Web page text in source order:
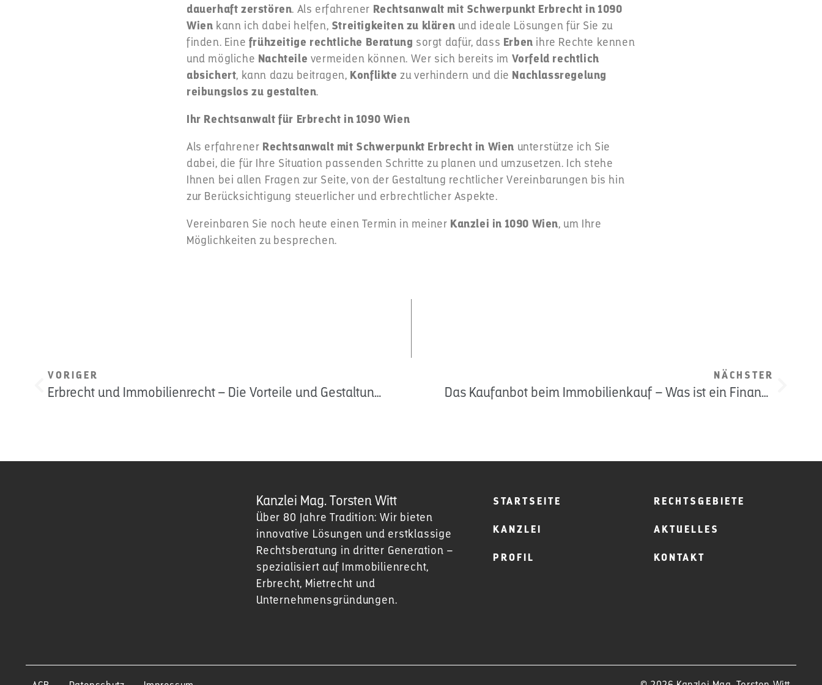
dauerhaft zerstören. Als erfahrener Rechtsanwalt mit Schwerpunkt Erbrecht in 1090
Wien kann ich dabei helfen, Streitigkeiten zu klären und ideale Lösungen für Sie zu
finden. Eine frühzeitige rechtliche Beratung sorgt dafür, dass Erben ihre Rechte kennen
und mögliche Nachteile vermeiden können. Wer sich bereits im Vorfeld rechtlich
absichert, kann dazu beitragen, Konflikte zu verhindern und die Nachlassregelung
reibungslos zu gestalten.
Ihr Rechtsanwalt für Erbrecht in 1090 Wien
Als erfahrener Rechtsanwalt mit Schwerpunkt Erbrecht in Wien unterstütze ich Sie
dabei, die für Ihre Situation passenden Schritte zu planen und umzusetzen. Ich stehe
Ihnen bei allen Fragen zur Seite, von der Gestaltung rechtlicher Vereinbarungen bis hin
zur Berücksichtigung steuerlicher und erbrechtlicher Aspekte.
Vereinbaren Sie noch heute einen Termin in meiner Kanzlei in 1090 Wien, um Ihre
Möglichkeiten zu besprechen.
VORIGER
Erbrecht und Immobilienrecht – Die Vorteile und Gestaltungsmöglichkeiten der Vermögensübertragung zu Lebzeiten
NÄCHSTER
Das Kaufanbot beim Immobilienkauf – Was ist ein Finanzierungsvorbehalt?
Kanzlei Mag. Torsten Witt
Über 80 Jahre Tradition: Wir bieten
innovative Lösungen und erstklassige
Rechtsberatung in dritter Generation –
spezialisiert auf Immobilienrecht,
Erbrecht, Mietrecht und
Unternehmensgründungen.
STARTSEITE
KANZLEI
PROFIL
RECHTSGEBIETE
AKTUELLES
KONTAKT